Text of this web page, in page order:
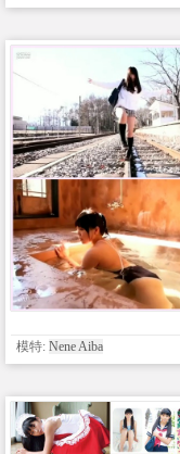
模特: Nene Aiba